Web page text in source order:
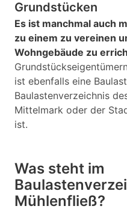
Grundstücken
Es ist manchmal auch
zu einem zu vereinen
Wohngebäude zu
ist ebenfalls eine
Baulastenverzeichnis
Mittelmark oder der
ist.
Was steht im
Mühlenfließ?